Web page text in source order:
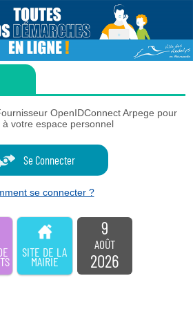
OpenIDConnect Arpege pour
à votre espace personnel
Se Connecter
se connecter ?
SITE DE LA
MAIRIE
9
AOÛT
2026